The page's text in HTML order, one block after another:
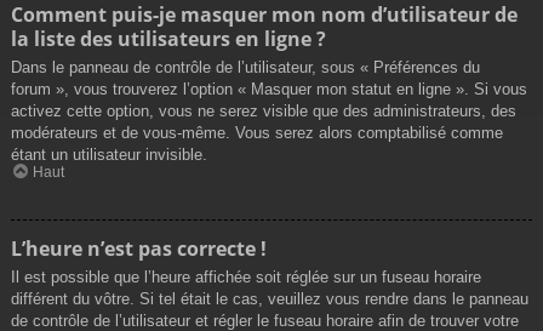
Comment puis-je masquer mon nom d’utilisateur de
la liste des utilisateurs en ligne ?
Dans le panneau de contrôle de l’utilisateur, sous « Préférences du
forum », vous trouverez l’option « Masquer mon statut en ligne ». Si vous
activez cette option, vous ne serez visible que des administrateurs, des
modérateurs et de vous-même. Vous serez alors comptabilisé comme
étant un utilisateur invisible.
Haut
L’heure n’est pas correcte !
Il est possible que l’heure affichée soit réglée sur un fuseau horaire
différent du vôtre. Si tel était le cas, veuillez vous rendre dans le panneau
de contrôle de l’utilisateur et régler le fuseau horaire afin de trouver votre